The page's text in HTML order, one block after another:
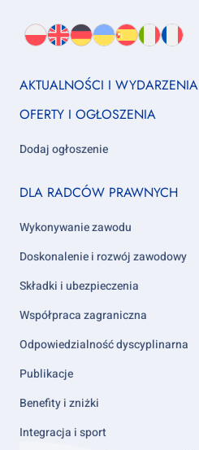
Wybierz
język:
PL
O
EN
About
DE
About
UK
About
ES
About
IT
About
FR
About
Footer
1
AKTUALNOŚCI I WYDARZENIA
OFERTY I OGŁOSZENIA
Dodaj ogłoszenie
Footer
2
DLA RADCÓW PRAWNYCH
Wykonywanie zawodu
Doskonalenie i rozwój zawodowy
Składki i ubezpieczenia
Współpraca zagraniczna
Odpowiedzialność dyscyplinarna
Publikacje
Benefity i zniżki
Integracja i sport